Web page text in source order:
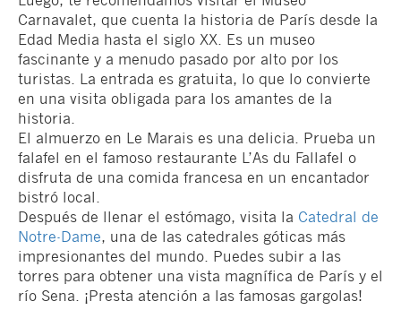
Carnavalet, que cuenta la historia de París desde la
Edad Media hasta el siglo XX. Es un museo
fascinante y a menudo pasado por alto por los
turistas. La entrada es gratuita, lo que lo convierte
en una visita obligada para los amantes de la
historia.
El almuerzo en Le Marais es una delicia. Prueba un
falafel en el famoso restaurante L’As du Fallafel o
disfruta de una comida francesa en un encantador
bistró local.
Después de llenar el estómago, visita la Catedral de
Notre-Dame, una de las catedrales góticas más
impresionantes del mundo. Puedes subir a las
torres para obtener una vista magnífica de París y el
río Sena. ¡Presta atención a las famosas gargolas!